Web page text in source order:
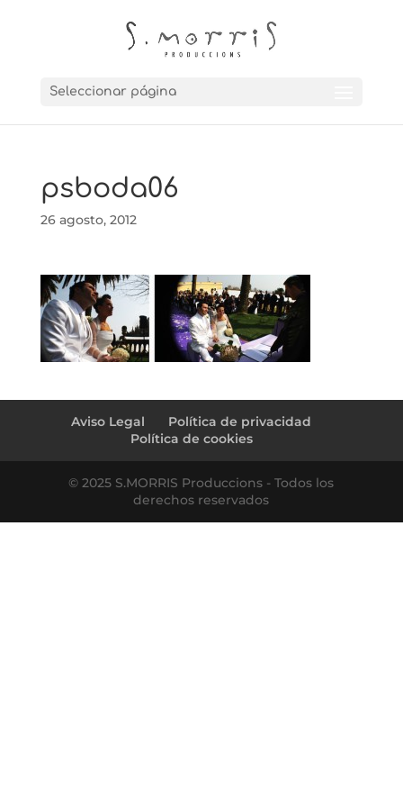
Seleccionar página
psboda06
26 agosto, 2012
Aviso Legal
Política de privacidad
Política de cookies
© 2025 S.MORRIS Produccions - Todos los
derechos reservados